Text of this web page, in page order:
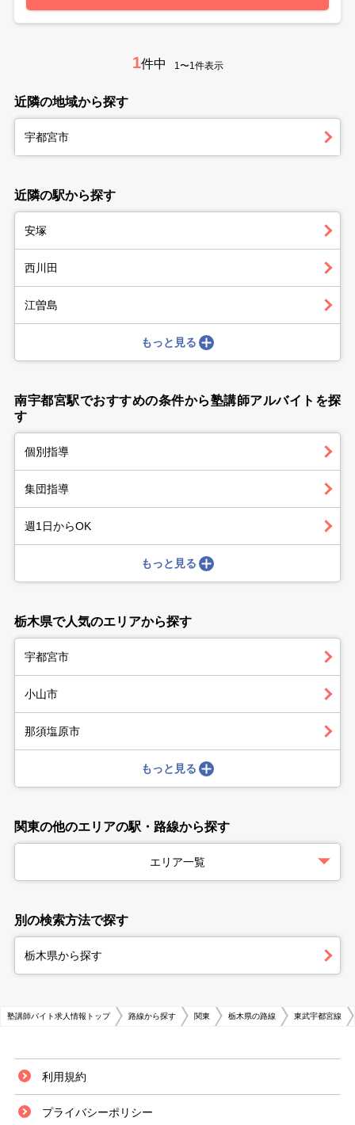
1件中 1〜1件表示
近隣の地域から探す
宇都宮市
近隣の駅から探す
安塚
西川田
江曽島
もっと見る
南宇都宮駅でおすすめの条件から塾講師アルバイトを探
す
個別指導
集団指導
週1日からOK
もっと見る
栃木県で人気のエリアから探す
宇都宮市
小山市
那須塩原市
もっと見る
関東の他のエリアの駅・路線から探す
エリア一覧
別の検索方法で探す
栃木県から探す
塾講師バイト求人情報トップ 路線から探す 関東 栃木県の路線 東武宇都宮線
利用規約
プライバシーポリシー